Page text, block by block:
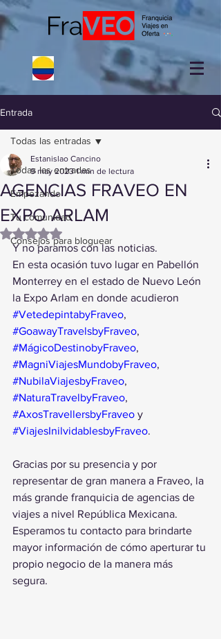
Entrada
Todas las entradas
Empezando
Tu comunidad
Consejos para bloguear
Todas las entradas
AGENCIAS FRAVEO EN
EXPO ARLAM
Estanislao Cancino
9 may 2023 1 min de lectura
Obtuvo NaN de 5 estrellas.
Y no paramos con las noticias.
En esta ocasión tuvo lugar en Pabellón
Monterrey en el estado de Nuevo León
la Expo Arlam en donde acudieron
#VetedepintabyFraveo,
#GoawayTravelsbyFraveo,
#MágicoDestinobyFraveo,
#MagniViajesMundobyFraveo,
#NubilaViajesbyFraveo,
#NaturaTravelbyFraveo,
#AxosTravellersbyFraveo y
#ViajesInilvidablesbyFraveo.
Gracias por su presencia y por
representar de gran manera a Fraveo, la
más grande franquicia de agencias de
viajes a nivel República Mexicana.
Esperamos tu contacto para brindarte
mayor información de cómo aperturar tu
propio negocio de la manera más
segura.